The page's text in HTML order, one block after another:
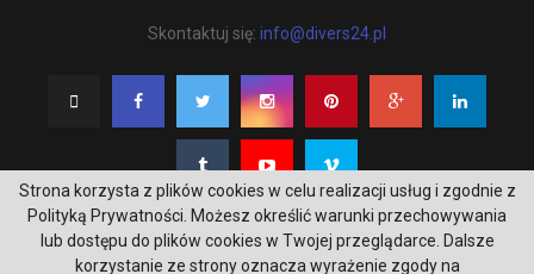
Skontaktuj się: info@divers24.pl
Strona korzysta z plików cookies w celu realizacji usług i zgodnie z
Polityką Prywatności. Możesz określić warunki przechowywania
lub dostępu do plików cookies w Twojej przeglądarce. Dalsze
korzystanie ze strony oznacza wyrażenie zgody na